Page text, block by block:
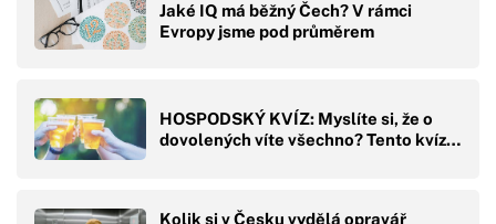
Jaké IQ má běžný Čech? V rámci
Evropy jsme pod průměrem
HOSPODSKÝ KVÍZ: Myslíte si, že o
dovolených víte všechno? Tento kvíz…
Kolik si v Česku vydělá opravář